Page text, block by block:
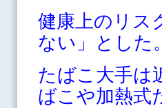
健康上のリス
ない」とした。
たばこ大手は
ばこや加熱式